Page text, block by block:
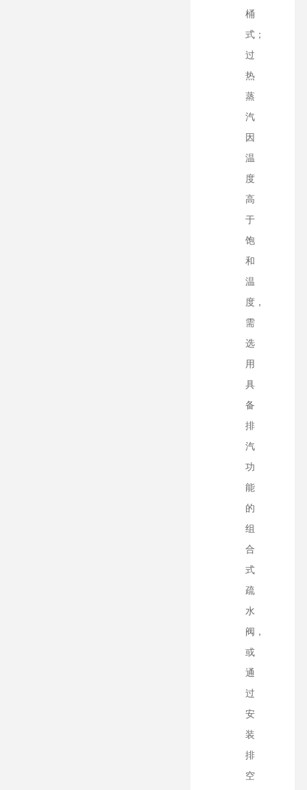
桶
式；
过
热
蒸
汽
因
温
度
高
于
饱
和
温
度，
需
选
用
具
备
排
汽
功
能
的
组
合
式
疏
水
阀，
或
通
过
安
装
排
空